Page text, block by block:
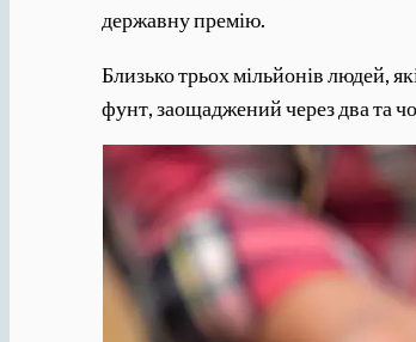
державну премію.
Близько трьох мільйонів людей,
фунт, заощаджений через два та